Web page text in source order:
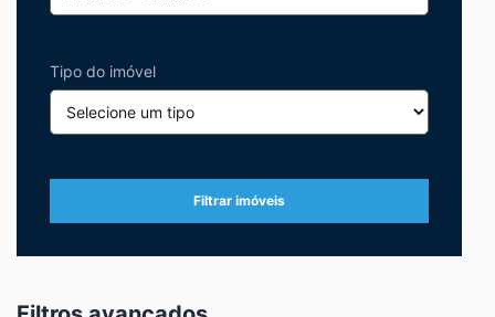
Tipo do imóvel
Filtrar imóveis